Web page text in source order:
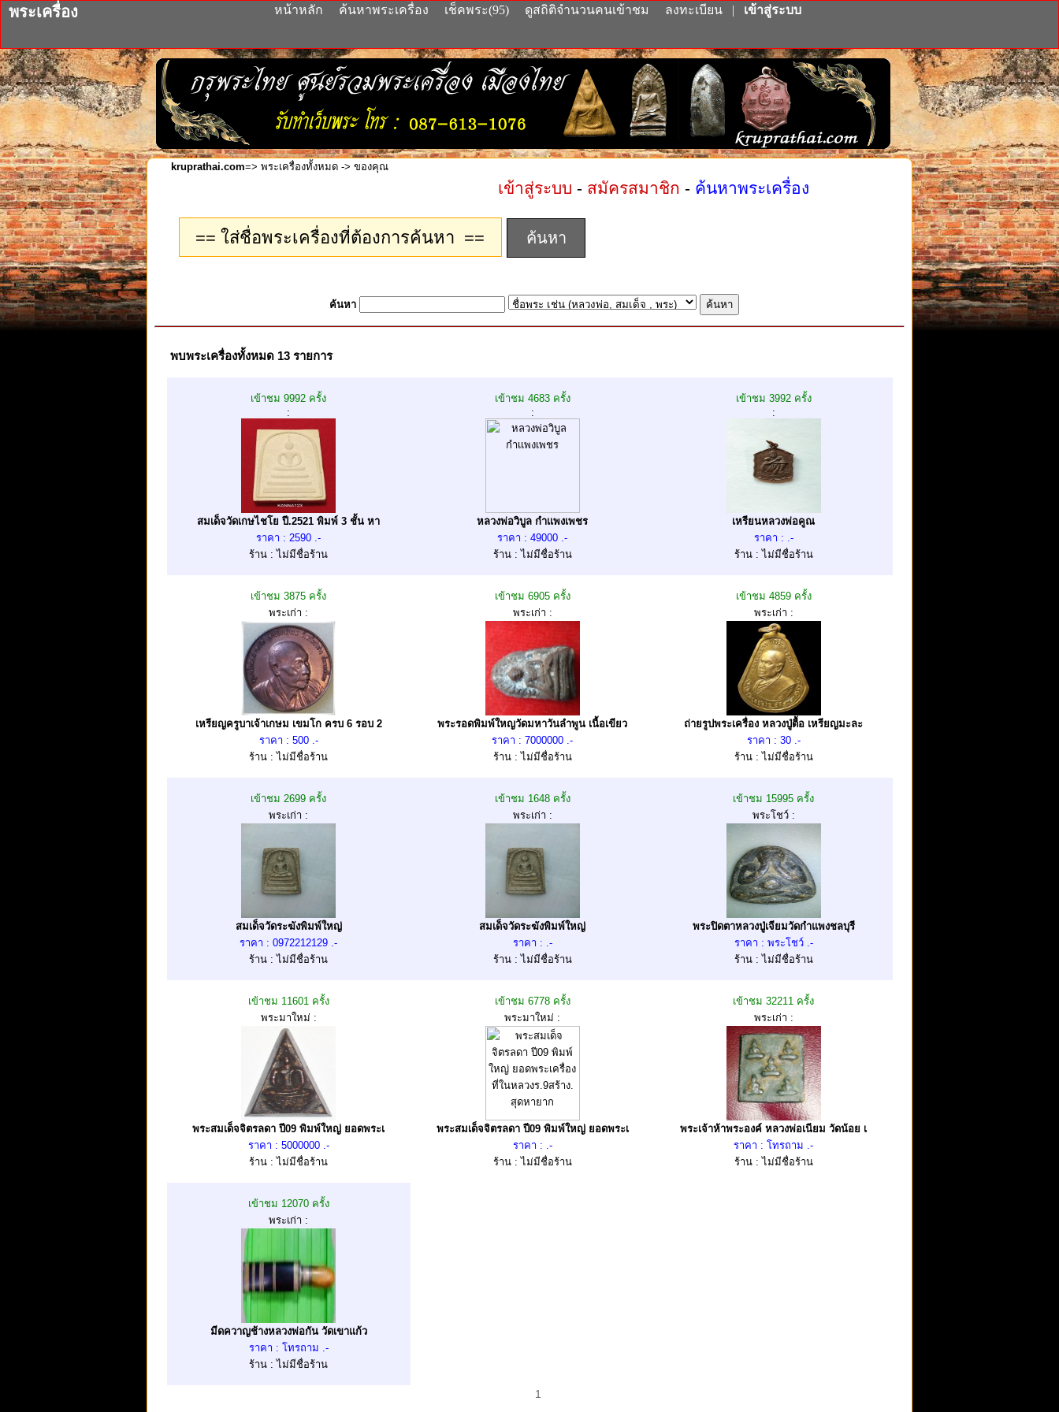
พระเครื่อง หน้าหลัก ค้นหาพระเครื่อง เช็คพระ(95) ดูสถิติจำนวนคนเข้าชม ลงทะเบียน | เข้าสู่ระบบ
kruprathai.com=> พระเครื่องทั้งหมด -> ของคุณ
เข้าสู่ระบบ - สมัครสมาชิก - ค้นหาพระเครื่อง
ค้นหา
พบพระเครื่องทั้งหมด 13 รายการ
เข้าชม 9992 ครั้ง
:
สมเด็จวัดเกษไชโย ปี.2521 พิมพ์ 3 ชั้น หา
ราคา : 2590 .-
ร้าน : ไม่มีชื่อร้าน
เข้าชม 4683 ครั้ง
:
หลวงพ่อวิบูล กำเเพงเพชร
ราคา : 49000 .-
ร้าน : ไม่มีชื่อร้าน
เข้าชม 3992 ครั้ง
:
เหรียนหลวงพ่อคูณ
ราคา : .-
ร้าน : ไม่มีชื่อร้าน
เข้าชม 3875 ครั้ง
พระเก่า :
เหรียญครูบาเจ้าเกษม เขมโก ครบ 6 รอบ 2
ราคา : 500 .-
ร้าน : ไม่มีชื่อร้าน
เข้าชม 6905 ครั้ง
พระเก่า :
พระรอดพิมพ์ใหญวัดมหาวันลำพูน เนื้อเขียว
ราคา : 7000000 .-
ร้าน : ไม่มีชื่อร้าน
เข้าชม 4859 ครั้ง
พระเก่า :
ถ่ายรูปพระเครื่อง หลวงปู่ตื้อ เหรียญมะละ
ราคา : 30 .-
ร้าน : ไม่มีชื่อร้าน
เข้าชม 2699 ครั้ง
พระเก่า :
สมเด็จวัดระฆังพิมพ์ใหญ่
ราคา : 0972212129 .-
ร้าน : ไม่มีชื่อร้าน
เข้าชม 1648 ครั้ง
พระเก่า :
สมเด็จวัดระฆังพิมพ์ใหญ่
ราคา : .-
ร้าน : ไม่มีชื่อร้าน
เข้าชม 15995 ครั้ง
พระโชว์ :
พระปิดตาหลวงปู่เจียมวัดกำแพงชลบุรี
ราคา : พระโชว์ .-
ร้าน : ไม่มีชื่อร้าน
เข้าชม 11601 ครั้ง
พระมาใหม่ :
พระสมเด็จจิตรลดา ปี09 พิมพ์ใหญ่ ยอดพระเ
ราคา : 5000000 .-
ร้าน : ไม่มีชื่อร้าน
เข้าชม 6778 ครั้ง
พระมาใหม่ :
พระสมเด็จจิตรลดา ปี09 พิมพ์ใหญ่ ยอดพระเ
ราคา : .-
ร้าน : ไม่มีชื่อร้าน
เข้าชม 32211 ครั้ง
พระเก่า :
พระเจ้าห้าพระองค์ หลวงพ่อเนียม วัดน้อย เ
ราคา : โทรถาม .-
ร้าน : ไม่มีชื่อร้าน
เข้าชม 12070 ครั้ง
พระเก่า :
มีดควาญช้างหลวงพ่อกัน วัดเขาแก้ว
ราคา : โทรถาม .-
ร้าน : ไม่มีชื่อร้าน
1